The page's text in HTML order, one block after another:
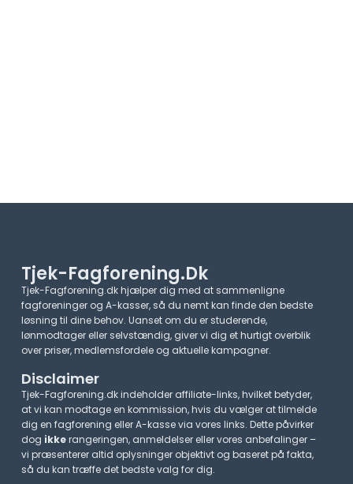
Tjek-Fagforening.dk
Tjek-Fagforening.dk hjælper dig med at sammenligne
fagforeninger og A-kasser, så du nemt kan finde den bedste
løsning til dine behov. Uanset om du er studerende,
lønmodtager eller selvstændig, giver vi dig et hurtigt overblik
over priser, medlemsfordele og aktuelle kampagner.​
Disclaimer
Tjek-Fagforening.dk indeholder affiliate-links, hvilket betyder,
at vi kan modtage en kommission, hvis du vælger at tilmelde
dig en fagforening eller A-kasse via vores links. Dette påvirker
dog ikkerangeringen, anmeldelser eller vores anbefalinger –
vi præsenterer altid oplysninger objektivt og baseret på fakta,
så du kan træffe det bedste valg for dig.